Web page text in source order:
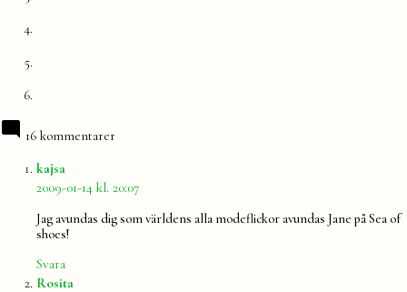
16 kommentarer
kajsa
2009-01-14 kl. 20:07
Jag avundas dig som världens alla modeflickor avundas Jane på Sea of
shoes!
Svara
Rosita